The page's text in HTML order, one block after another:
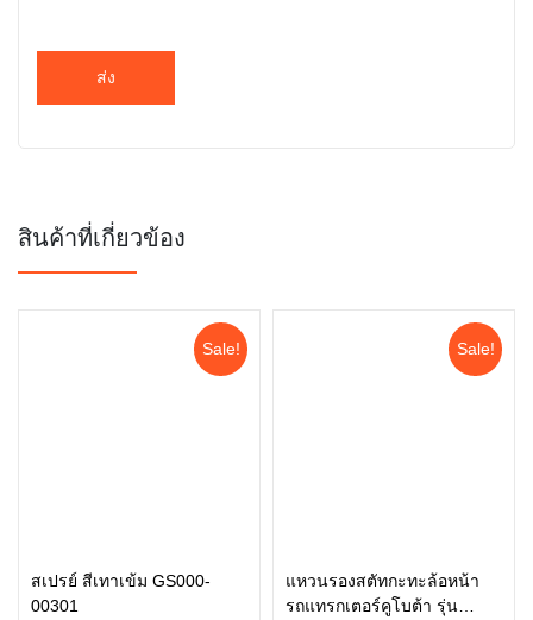
สินค้าที่เกี่ยวข้อง
Sale!
สเปรย์ สีเทาเข้ม GS000-
00301
Sale!
แหวนรองสตัทกะทะล้อหน้า
รถแทรกเตอร์คูโบต้า รุ่น
หยิบใส่ตะกร้า